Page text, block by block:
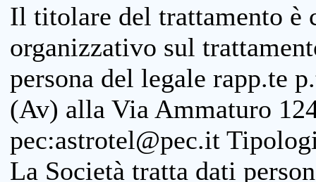
Il titolare del trattamento è
organizzativo sul
persona del legale rapp.te
(Av) alla Via Ammaturo
pec:astrotel@pec.it
La Società tratta dati